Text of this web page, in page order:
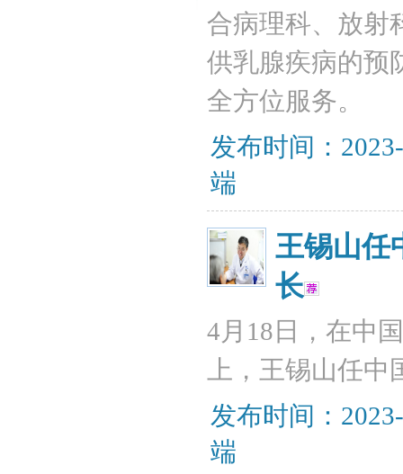
合病理科、放射
供乳腺疾病的预
全方位服务。
发布时间：
端
王锡山任
长
4月18日，在中
上，王锡山任
发布时间：
端